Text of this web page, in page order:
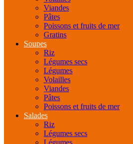
Viandes
Pâtes
Poissons et fruits de mer
Gratins
Soupes
Riz
Légumes secs
Légumes
Volailles
Viandes
Pâtes
Poissons et fruits de mer
Salades
Riz
Légumes secs
Légumes